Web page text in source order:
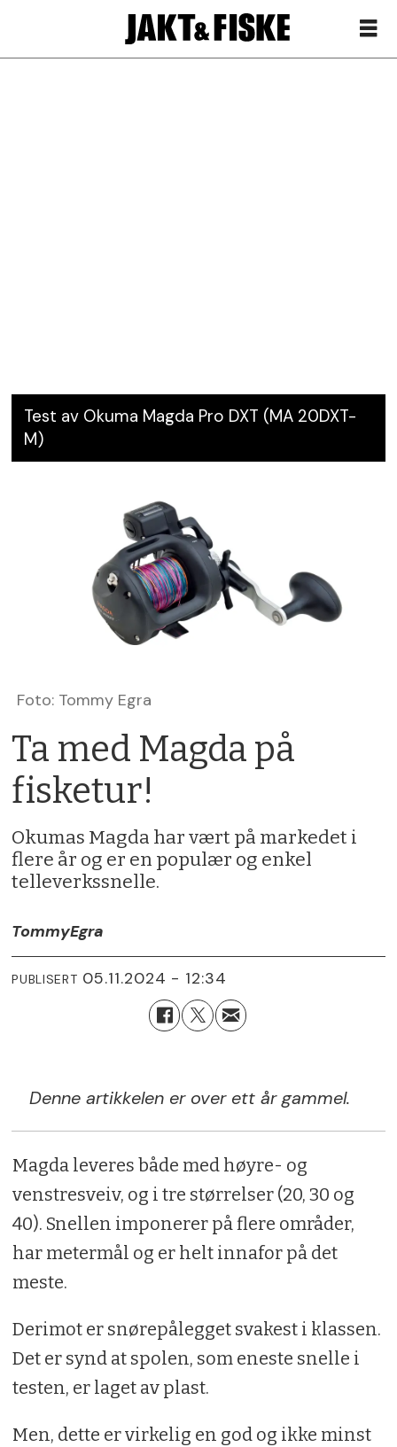
Test av Okuma Magda Pro DXT (MA 20DXT-
M)
Foto: Tommy Egra
Ta med Magda på
fisketur!
Okumas Magda har vært på markedet i
flere år og er en populær og enkel
telleverkssnelle.
TommyEgra
PUBLISERT 05.11.2024 - 12:34
Denne artikkelen er over ett år gammel.
Magda leveres både med høyre- og
venstresveiv, og i tre størrelser (20, 30 og
40). Snellen imponerer på flere områder,
har metermål og er helt innafor på det
meste.
Derimot er snørepålegget svakest i klassen.
Det er synd at spolen, som eneste snelle i
testen, er laget av plast.
Men, dette er virkelig en god og ikke minst